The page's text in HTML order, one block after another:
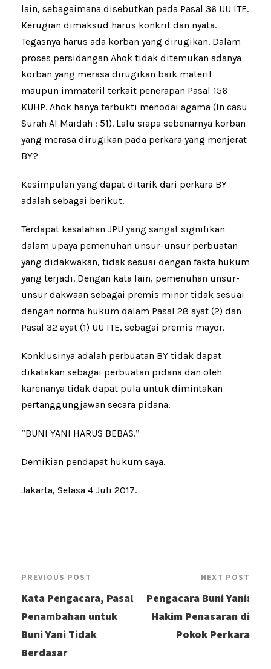
lain, sebagaimana disebutkan pada Pasal 36 UU ITE.
Kerugian dimaksud harus konkrit dan nyata.
Tegasnya harus ada korban yang dirugikan. Dalam
proses persidangan Ahok tidak ditemukan adanya
korban yang merasa dirugikan baik materil
maupun immateril terkait penerapan Pasal 156
KUHP. Ahok hanya terbukti menodai agama (In casu
Surah Al Maidah : 51). Lalu siapa sebenarnya korban
yang merasa dirugikan pada perkara yang menjerat
BY?
Kesimpulan yang dapat ditarik dari perkara BY
adalah sebagai berikut.
Terdapat kesalahan JPU yang sangat signifikan
dalam upaya pemenuhan unsur-unsur perbuatan
yang didakwakan, tidak sesuai dengan fakta hukum
yang terjadi. Dengan kata lain, pemenuhan unsur-
unsur dakwaan sebagai premis minor tidak sesuai
dengan norma hukum dalam Pasal 28 ayat (2) dan
Pasal 32 ayat (1) UU ITE, sebagai premis mayor.
Konklusinya adalah perbuatan BY tidak dapat
dikatakan sebagai perbuatan pidana dan oleh
karenanya tidak dapat pula untuk dimintakan
pertanggungjawan secara pidana.
“BUNI YANI HARUS BEBAS.”
Demikian pendapat hukum saya.
Jakarta, Selasa 4 Juli 2017.
PREVIOUS POST
Kata Pengacara, Pasal
Penambahan untuk
Buni Yani Tidak
Berdasar
NEXT POST
Pengacara Buni Yani:
Hakim Penasaran di
Pokok Perkara